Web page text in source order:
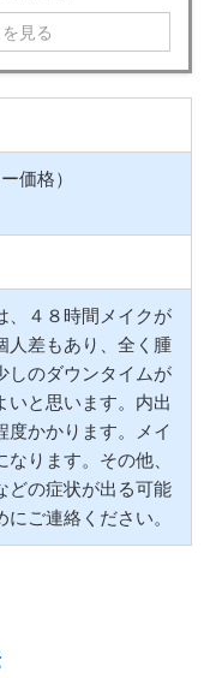
見る
価格）
、４８時間メイクが
人差もあり、全く腫
しのダウンタイムが
いと思います。内出
度かかります。メイ
ります。その他、
どの症状が出る可能
ご連絡ください。